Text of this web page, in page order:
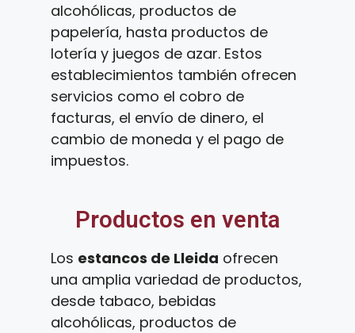
alcohólicas, productos de
papelería, hasta productos de
lotería y juegos de azar. Estos
establecimientos también ofrecen
servicios como el cobro de
facturas, el envío de dinero, el
cambio de moneda y el pago de
impuestos.
Productos en venta
Los estancos de Lleida ofrecen
una amplia variedad de productos,
desde tabaco, bebidas
alcohólicas, productos de